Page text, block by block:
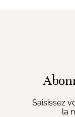
Saisissez
la